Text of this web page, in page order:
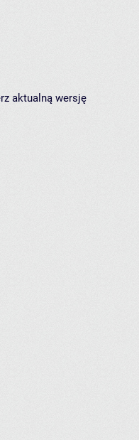
aktualną wersję